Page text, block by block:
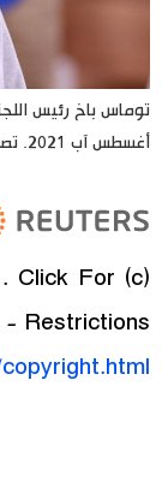
توماس باخ رئيس
أغسطس آب 2021. تصوير: ليزي نيسنر - رويترز
Click For
Restrictions -